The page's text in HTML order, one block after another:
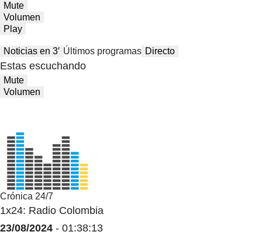
Mute
Volumen
Play
Noticias en 3′ Últimos programas Directo
Estas escuchando
Mute
Volumen
Crónica 24/7
1x24: Radio Colombia
23/08/2024 - 01:38:13